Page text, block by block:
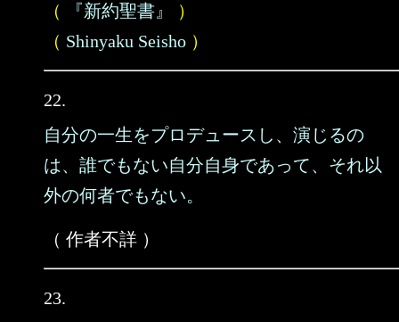
（ 『新約聖書』
）
（ Shinyaku Seisho ）
22.
自分の一生をプロデュースし、演じるの
は、誰でもない自分自身であって、それ以
外の何者でもない。
（ 作者不詳 ）
23.